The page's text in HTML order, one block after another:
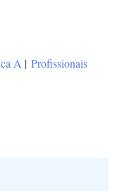
A | Profissionais